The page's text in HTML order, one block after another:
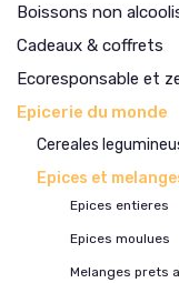
Boissons non
Cadeaux & coffrets
Ecoresponsable et
Epicerie du monde
Cereales
Epices et
Epices entieres
Epices moulues
Melanges prets a